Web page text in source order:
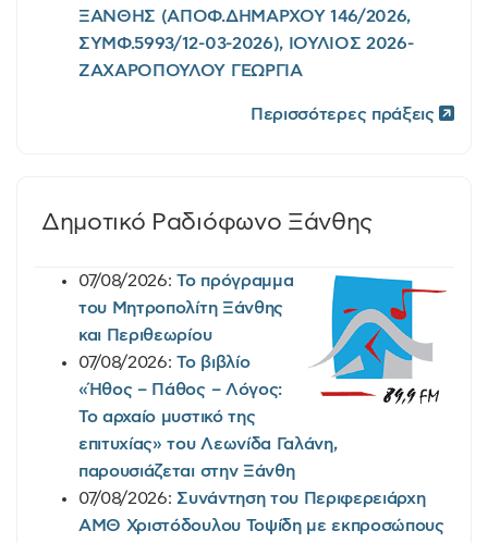
ΞΑΝΘΗΣ (ΑΠΟΦ.ΔΗΜΑΡΧΟΥ 146/2026,
ΣΥΜΦ.5993/12-03-2026), ΙΟΥΛΙΟΣ 2026-
ΖΑΧΑΡΟΠΟΥΛΟΥ ΓΕΩΡΓΙΑ
Περισσότερες πράξεις
Δημοτικό Ραδιόφωνο Ξάνθης
07/08/2026:Το πρόγραμμα
του Μητροπολίτη Ξάνθης
και Περιθεωρίου
07/08/2026:Το βιβλίο
«Ήθος – Πάθος – Λόγος:
Το αρχαίο μυστικό της
επιτυχίας» του Λεωνίδα Γαλάνη,
παρουσιάζεται στην Ξάνθη
07/08/2026:Συνάντηση του Περιφερειάρχη
ΑΜΘ Χριστόδουλου Τοψίδη με εκπροσώπους